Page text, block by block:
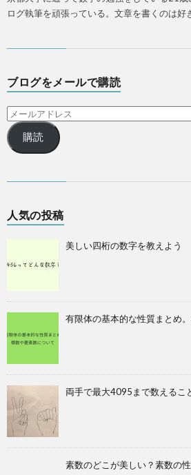
ログ執筆を頑張っている。文章を書くのは好
ブログをメールで購読
購読
人気の投稿
美しい四桁の数字を教えよう
有限体の基本的な性質まとめ
両手で最大4095まで数えるこ
素数のどこが美しい？素数の